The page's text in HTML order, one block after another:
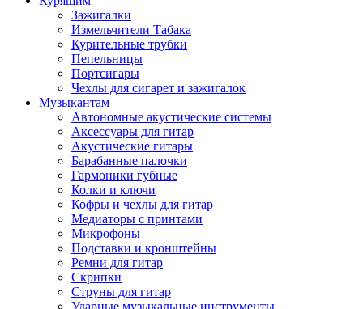
Зажигалки
Измельчители Табака
Курительные трубки
Пепельницы
Портсигары
Чехлы для сигарет и зажигалок
Музыкантам
Автономные акустические системы
Аксессуары для гитар
Акустические гитары
Барабанные палочки
Гармоники губные
Колки и ключи
Кофры и чехлы для гитар
Медиаторы с принтами
Микрофоны
Подставки и кронштейны
Ремни для гитар
Скрипки
Струны для гитар
Ударные музыкальные инструменты